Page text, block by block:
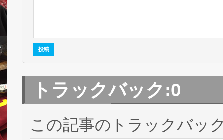
トラックバック:0
この記事のトラックバッ